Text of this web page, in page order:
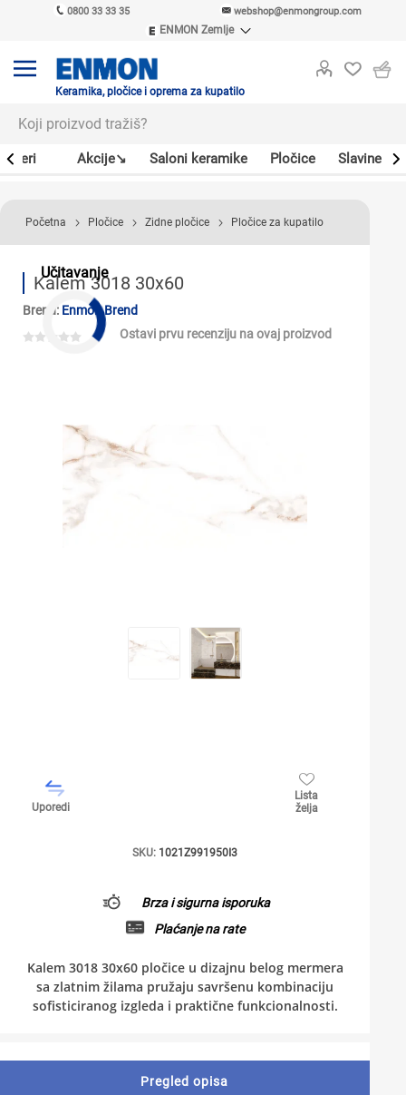
0800 33 33 35 webshop@enmongroup.com
ENMON Zemlje
ENMON MKD
Keramika, pločice i oprema za kupatilo
Akcije↘ Saloni keramike Pločice Slavine
Učitavanje
Početna Pločice Zidne pločice Pločice za kupatilo
Kalem 3018 30x60
Brend: Enmon Brend
Ostavi prvu recenziju na ovaj proizvod
Uporedi
Lista
želja
SKU: 1021Z991950I3
Brza i sigurna isporuka
Plaćanje na rate
Kalem 3018 30x60 pločice u dizajnu belog mermera
sa zlatnim žilama pružaju savršenu kombinaciju
sofisticiranog izgleda i praktične funkcionalnosti.
Pregled opisa